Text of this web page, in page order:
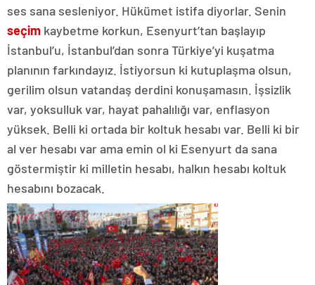
ses sana sesleniyor. Hükümet istifa diyorlar. Senin
seçim kaybetme korkun, Esenyurt’tan başlayıp
İstanbul’u, İstanbul’dan sonra Türkiye’yi kuşatma
planının farkındayız. İstiyorsun ki kutuplaşma olsun,
gerilim olsun vatandaş derdini konuşamasın. İşsizlik
var, yoksulluk var, hayat pahalılığı var, enflasyon
yüksek. Belli ki ortada bir koltuk hesabı var. Belli ki bir
al ver hesabı var ama emin ol ki Esenyurt da sana
göstermiştir ki milletin hesabı, halkın hesabı koltuk
hesabını bozacak.